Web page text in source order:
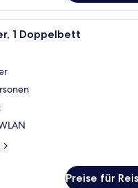
Ein
1 Doppelbett
Preise für